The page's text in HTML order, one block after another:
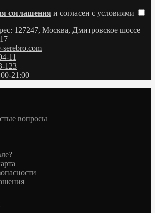
соглашения и согласен с условиями
127247, Москва, Дмитровское шоссе
11
123
21:00
вопросы